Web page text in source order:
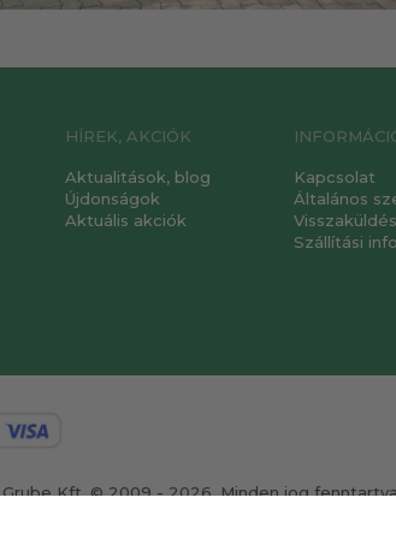
HÍREK, AKCIÓK
Aktualitások, blog
Újdonságok
Aktuális akciók
Kapcsolat
Általános
Visszaküldés
Szállítási
Grube Kft. © 2009 - 2026. Minden jog